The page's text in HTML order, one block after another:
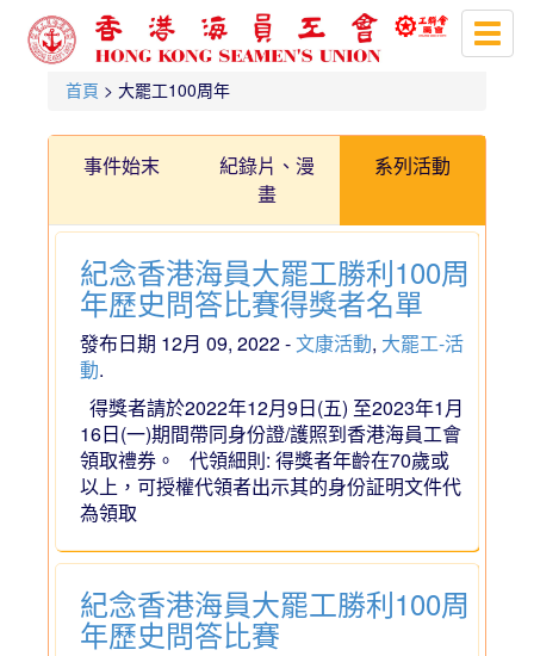
首頁 > 大罷工100周年
事件始末
紀錄片、漫
畫
系列活動
紀念香港海員大罷工勝利100周
年歷史問答比賽得獎者名單
發布日期 12月 09, 2022 -文康活動, 大罷工-活
動.
得獎者請於2022年12月9日(五) 至2023年1月
16日(一)期間帶同身份證/護照到香港海員工會
領取禮券。 代領細則: 得獎者年齡在70歲或
以上，可授權代領者出示其的身份証明文件代
為領取
紀念香港海員大罷工勝利100周
年歷史問答比賽